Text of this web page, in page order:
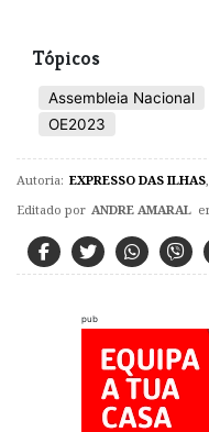
Tópicos
Assembleia Nacional
OE2023
Autoria: EXPRESSO DAS ILHAS
Editado por ANDRE AMARAL
pub